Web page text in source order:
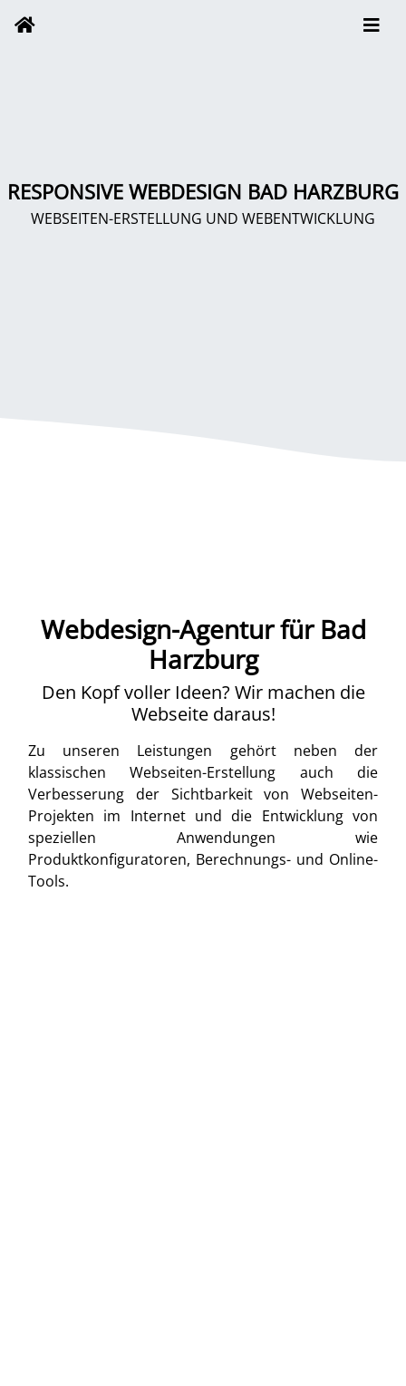
RESPONSIVE WEBDESIGN BAD HARZBURG
WEBSEITEN-ERSTELLUNG UND WEBENTWICKLUNG
Webdesign-Agentur für Bad
Harzburg
Den Kopf voller Ideen? Wir machen die
Webseite daraus!
Zu unseren Leistungen gehört neben der
klassischen Webseiten-Erstellung auch die
Verbesserung der Sichtbarkeit von Webseiten-
Projekten im Internet und die Entwicklung von
speziellen Anwendungen wie
Produktkonfiguratoren, Berechnungs- und Online-
Tools.